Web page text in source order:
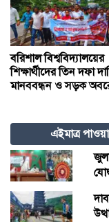
বরিশাল বিশ্ববিদ্যালয়ের
শিক্ষার্থীদের তিন দফা
মানববন্ধন ও সড়ক
এইমাত্র পাওয়া